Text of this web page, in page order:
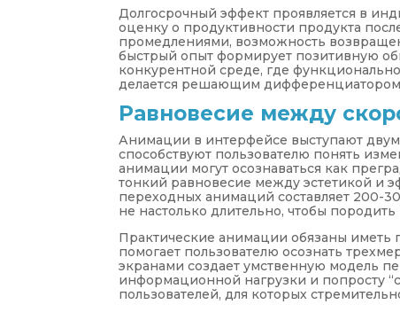
Долгосрочный эффект проявляется в
оценку о продуктивности продукта
промедлениями, возможность
быстрый опыт формирует позитивную
конкурентной среде, где
делается решающим
Равновесие между
Анимации в интерфейсе выступают
способствуют пользователю понять
анимации могут осознаваться как
тонкий равновесие между эстетикой и
переходных анимаций составляет 200-
не настолько длительно, чтобы
Практические анимации обязаны
помогает пользователю осознать
экранами создает умственную модель
информационной нагрузки и попросту
пользователей, для которых